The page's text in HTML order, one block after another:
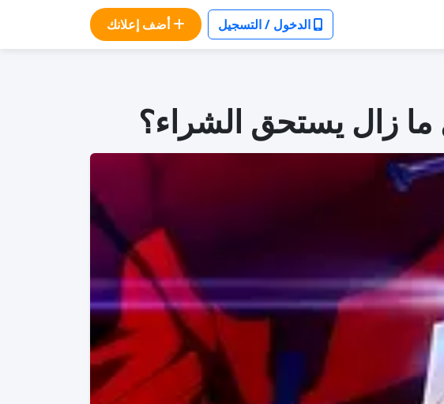
الدخول / التسجيل أضف إعلانك